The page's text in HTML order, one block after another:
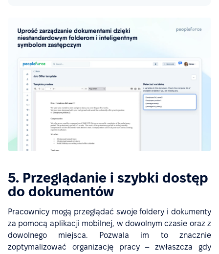
5. Przeglądanie i szybki dostęp
do dokumentów
Pracownicy mogą przeglądać swoje foldery i dokumenty
za pomocą aplikacji mobilnej, w dowolnym czasie oraz z
dowolnego miejsca. Pozwala im to znacznie
zoptymalizować organizację pracy – zwłaszcza gdy